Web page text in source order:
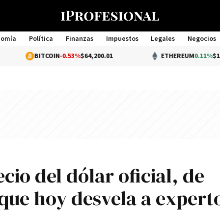
Política Finanzas Impuestos Legales
Negocios
Management
-0.53%$64,200.01 ETHEREUM 0.11%$1,899.56
del dólar oficial, de
hoy desvela a